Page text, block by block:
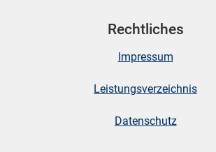
Rechtliches
Impressum
Leistungsverzeichnis
Datenschutz